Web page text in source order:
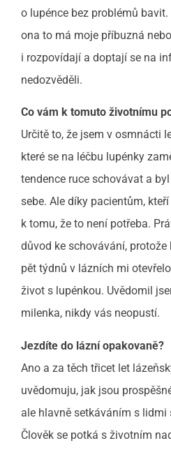
o lupénce bez problémů
ona to má moje příbuzná
i rozpovídají a doptají se na
nedozvěděli.
Co vám k tomuto životnímu
Určitě to, že jsem v osmnácti
které se na léčbu lupénky
tendence ruce schovávat a
sebe. Ale díky pacientům,
k tomu, že to není potřeba.
důvod ke schovávání,
pět týdnů v lázních mi
život s lupénkou. Uvědomil
milenka, nikdy vás neopustí.
Jezdíte do lázní opakovaně?
Ano a za těch třicet let
uvědomuju, jak jsou
ale hlavně setkáváním s lidmi
Člověk se potká s životním